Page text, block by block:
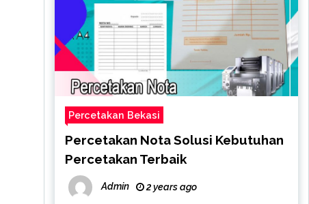
Percetakan Bekasi
Percetakan Nota Solusi Kebutuhan
Percetakan Terbaik
Admin 2 years ago